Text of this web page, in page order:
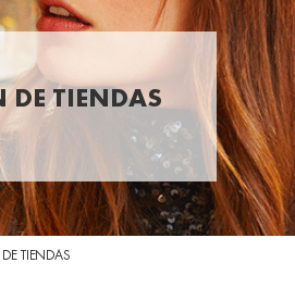
DE TIENDAS
TIENDAS